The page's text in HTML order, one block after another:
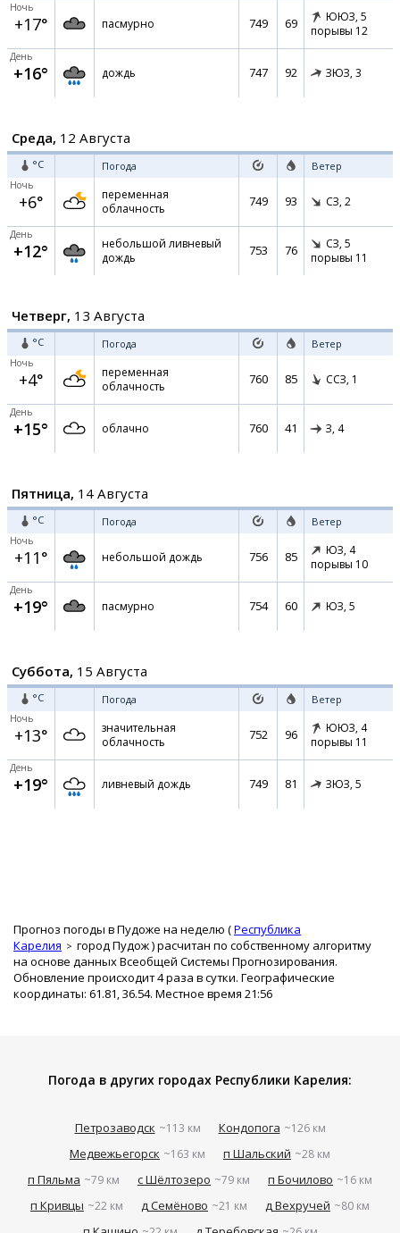
Ночь
+17° пасмурно 749 69 ЮЮЗ, 5
порывы 12
День
+16° дождь 747 92 ЗЮЗ, 3
Среда, 12 Августа
°C Погода Ветер
Ночь
+6°
переменная
облачность
749 93 СЗ, 2
День
+12°
небольшой ливневый
дождь
753 76 СЗ, 5
порывы 11
Четверг, 13 Августа
°C Погода Ветер
Ночь
+4°
переменная
облачность
760 85 ССЗ, 1
День
+15° облачно 760 41 З, 4
Пятница, 14 Августа
°C Погода Ветер
Ночь
+11° небольшой дождь 756 85 ЮЗ, 4
порывы 10
День
+19° пасмурно 754 60 ЮЗ, 5
Суббота, 15 Августа
°C Погода Ветер
Ночь
+13°
значительная
облачность
752 96 ЮЮЗ, 4
порывы 11
День
+19° ливневый дождь 749 81 ЗЮЗ, 5
Прогноз погоды в Пудоже на неделю (Республика
Карелия
город Пудож) расчитан по собственному алгоритму
на основе данных Всеобщей Системы Прогнозирования.
Обновление происходит 4 раза в сутки. Географические
координаты: 61.81, 36.54. Местное время 21:56
Погода в других городах Республики Карелия:
Петрозаводск ~113 км Кондопога ~126 км
Медвежьегорск ~163 км п Шальский ~28 км
п Пяльма ~79 км с Шёлтозеро ~79 км п Бочилово ~16 км
п Кривцы ~22 км д Семёново ~21 км д Вехручей ~80 км